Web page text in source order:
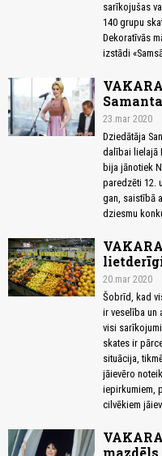
sarīkojušas
140 grupu
Dekoratīvās
izstādi
23.mar 2020
Dziedātāja
dalībai lielajā
bija jānotiek
paredzēti 12.
gan, saistībā
dziesmu
20.mar 2020
Šobrīd, kad
ir veselība un
visi
skates ir
situācija,
jāievēro
iepirkumiem,
cilvēkiem